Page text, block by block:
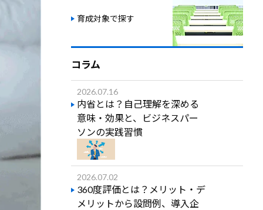
育成対象で探す
コラム
2026.07.16
内省とは？自己理解を深める
意味・効果と、ビジネスパー
ソンの実践習慣
2026.07.02
360度評価とは？メリット・デ
メリットから設問例、導入企